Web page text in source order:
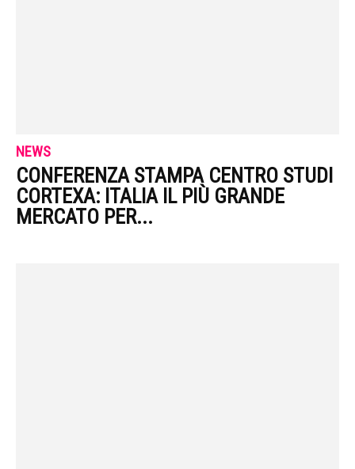
NEWS
CONFERENZA STAMPA CENTRO STUDI
CORTEXA: ITALIA IL PIÙ GRANDE
MERCATO PER...